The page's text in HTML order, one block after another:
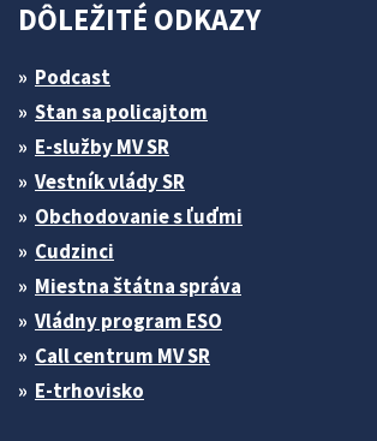
DÔLEŽITÉ ODKAZY
Podcast
Stan sa policajtom
E-služby MV SR
Vestník vlády SR
Obchodovanie s ľuďmi
Cudzinci
Miestna štátna správa
Vládny program ESO
Call centrum MV SR
E-trhovisko